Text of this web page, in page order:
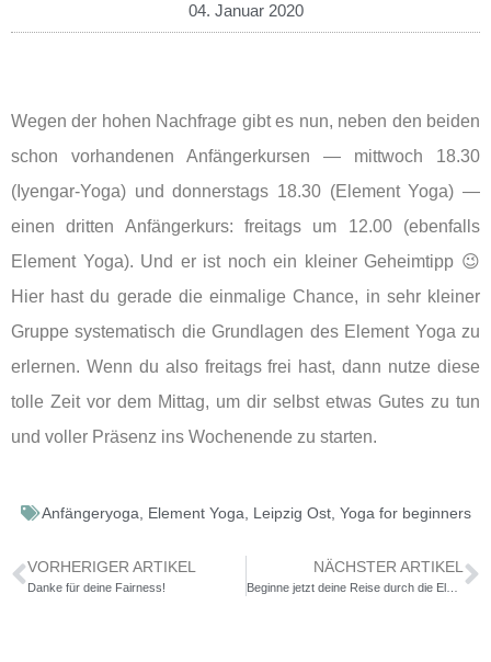
04. Januar 2020
Wegen der hohen Nachfrage gibt es nun, neben den beiden
schon vorhandenen Anfängerkursen — mittwoch 18.30
(Iyengar-Yoga) und donnerstags 18.30 (Element Yoga) —
einen dritten Anfängerkurs: freitags um 12.00 (ebenfalls
Element Yoga). Und er ist noch ein kleiner Geheimtipp 😉
Hier hast du gerade die einmalige Chance, in sehr kleiner
Gruppe systematisch die Grundlagen des Element Yoga zu
erlernen. Wenn du also freitags frei hast, dann nutze diese
tolle Zeit vor dem Mittag, um dir selbst etwas Gutes zu tun
und voller Präsenz ins Wochenende zu starten.
Anfängeryoga Element Yoga Leipzig Ost, Yoga for beginners
VORHERIGER ARTIKEL
Danke für deine Fairness!
NÄCHSTER ARTIKEL
Beginne jetzt deine Reise durch die Elemente!